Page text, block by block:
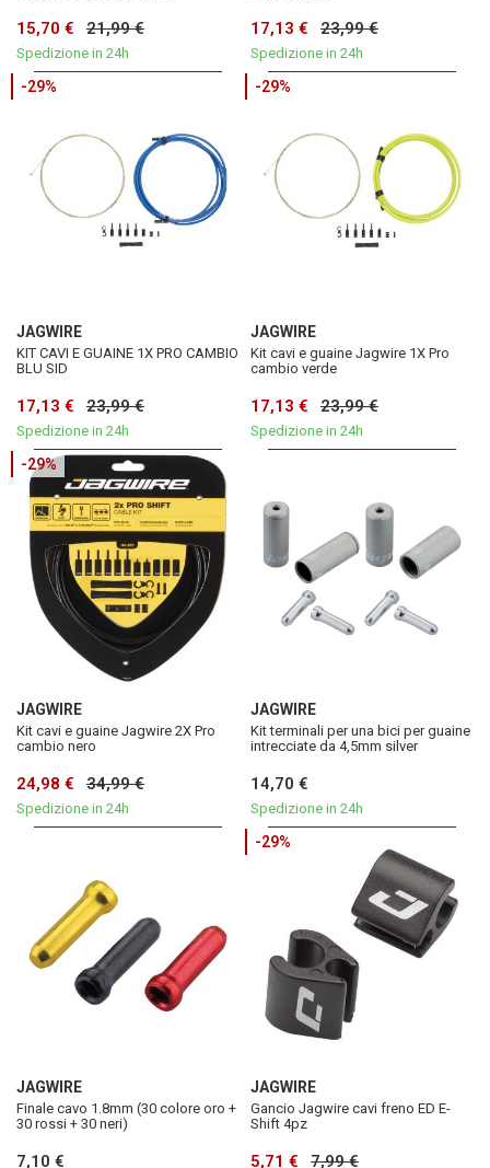
15,70 € 21,99 €
Spedizione in 24h
17,13 € 23,99 €
Spedizione in 24h
-29%
JAGWIRE
KIT CAVI E GUAINE 1X PRO CAMBIO
BLU SID
17,13 € 23,99 €
Spedizione in 24h
-29%
JAGWIRE
Kit cavi e guaine Jagwire 1X Pro
cambio verde
17,13 € 23,99 €
Spedizione in 24h
-29%
JAGWIRE
Kit cavi e guaine Jagwire 2X Pro
cambio nero
24,98 € 34,99 €
Spedizione in 24h
JAGWIRE
Kit terminali per una bici per guaine
intrecciate da 4,5mm silver
14,70 €
Spedizione in 24h
JAGWIRE
Finale cavo 1.8mm (30 colore oro +
30 rossi + 30 neri)
7,10 €
-29%
JAGWIRE
Gancio Jagwire cavi freno ED E-
Shift 4pz
5,71 € 7,99 €